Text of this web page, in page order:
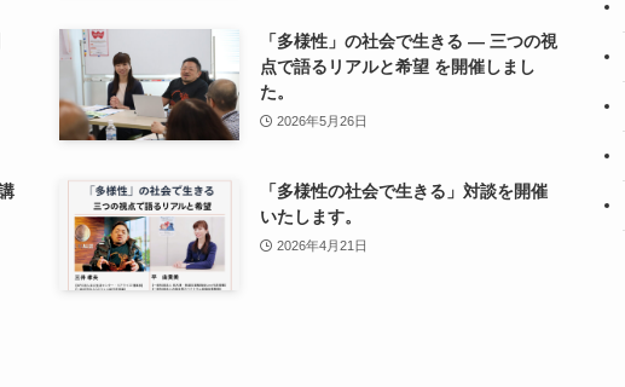
「多様性」の社会で生きる ― 三つの視
点で語るリアルと希望 を開催しまし
た。
2026年5月26日
「多様性の社会で生きる」対談を開催
いたします。
2026年4月21日